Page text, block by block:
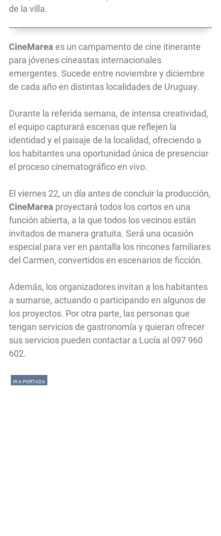
de la villa.
CineMarea es un campamento de cine itinerante
para jóvenes cineastas internacionales
emergentes. Sucede entre noviembre y diciembre
de cada año en distintas localidades de Uruguay.
Durante la referida semana, de intensa creatividad,
el equipo capturará escenas que reflejen la
identidad y el paisaje de la localidad, ofreciendo a
los habitantes una oportunidad única de presenciar
el proceso cinematográfico en vivo.
El viernes 22, un día antes de concluir la producción,
CineMarea proyectará todos los cortos en una
función abierta, a la que todos los vecinos están
invitados de manera gratuita. Será una ocasión
especial para ver en pantalla los rincones familiares
del Carmen, convertidos en escenarios de ficción.
Además, los organizadores invitan a los habitantes
a sumarse, actuando o participando en algunos de
los proyectos. Por otra parte, las personas que
tengan servicios de gastronomía y quieran ofrecer
sus servicios pueden contactar a Lucía al 097 960
602.
IR A PORTADA